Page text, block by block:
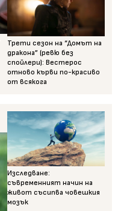
Трети сезон на “Домът на
дракона” (ревю без
спойлери): Вестерос
отново кърви по-красиво
от всякога
Изследване:
съвременният начин на
живот съсипва човешкия
мозък